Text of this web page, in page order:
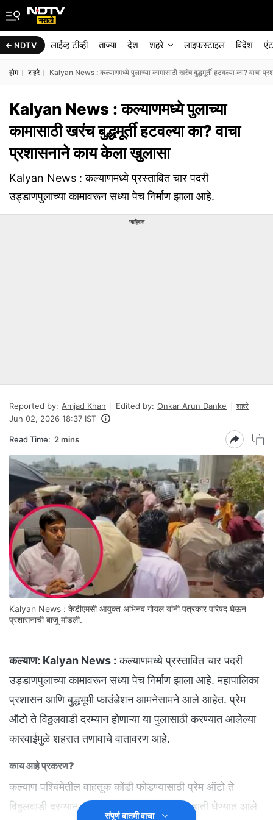
NDTV लाईव्ह टीव्ही ताज्या देश शहरे लाइफस्टाइल विदेश
होम शहरे Kalyan News : कल्याणमध्ये पुलाच्या कामासाठी खरंच बुद्धमूर्ती हटवल्या का? वाचा
Kalyan News : कल्याणमध्ये पुलाच्या
कामासाठी खरंच बुद्धमूर्ती हटवल्या का? वाचा
प्रशासनाने काय केला खुलासा
Kalyan News : कल्याणमध्ये प्रस्तावित चार पदरी
उड्डाणपुलाच्या कामावरून सध्या पेच निर्माण झाला आहे.
जाहिरात
Reported by: Amjad Khan Edited by: Onkar Arun Danke
शहरे
Jun 02, 2026 18:37 IST
Read Time: 2 mins
Kalyan News : केडीएमसी आयुक्त अभिनव गोयल यांनी पत्रकार परिषद घेऊन
प्रशासनाची बाजू मांडली.
कल्याण: Kalyan News : कल्याणमध्ये प्रस्तावित चार पदरी
उड्डाणपुलाच्या कामावरून सध्या पेच निर्माण झाला आहे. महापालिका
प्रशासन आणि बुद्धभूमी फाउंडेशन आमनेसामने आले आहेत. प्रेम
ऑटो ते विठ्ठलवाडी दरम्यान होणाऱ्या या पुलासाठी करण्यात आलेल्या
कारवाईमुळे शहरात तणावाचे वातावरण आहे.
काय आहे प्रकरण?
कल्याण पश्चिमेतील वाहतूक कोंडी फोडण्यासाठी प्रेम ऑटो ते
विठ्ठलवाडी दरम्यान चार पदरी उड्डाणपुलाचे काम हाती घेण्यात आले
संपूर्ण बातमी वाचा